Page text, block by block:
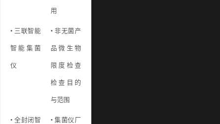
用
• 三联智能
智能集菌
仪
• 非无菌产
品微生物
限度检查
检查目的
与范围
• 全封闭智 • 集菌仪厂